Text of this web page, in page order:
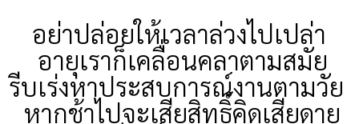
อย่าปล่อยให้เวลาล่วงไปเปล่า
อายุเราก็เคลื่อนคลาตามสมัย
รีบเร่งหาประสบการณ์งานตามวัย
หากช้าไปจะเสียสิทธิ์คิดเสียดาย